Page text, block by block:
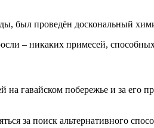
был проведён доскональный
– никаких примесей,
на гавайском побережье и за его
за поиск альтернативного